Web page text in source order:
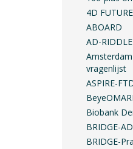
4D FUTURE
ABOARD
AD-RIDDLE
vragenlijst
ASPIRE-
Biobank
BRIDGE-
BRIDGE-